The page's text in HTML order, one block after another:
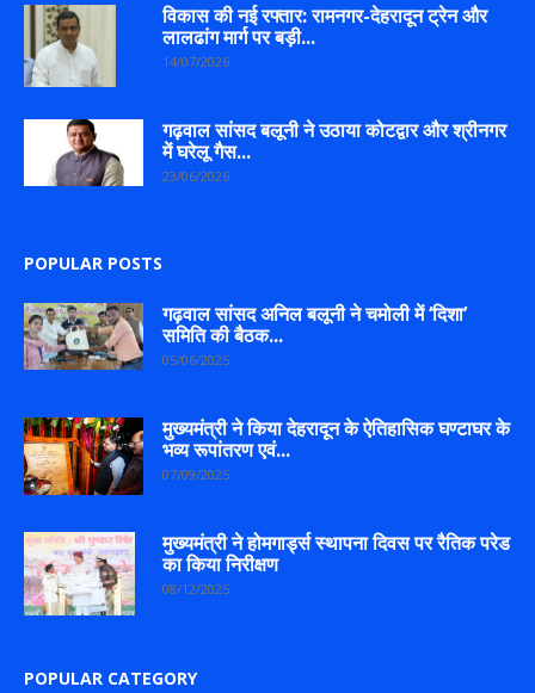
विकास की नई रफ्तार: रामनगर-देहरादून ट्रेन और
लालढांग मार्ग पर बड़ी...
14/07/2026
गढ़वाल सांसद बलूनी ने उठाया कोटद्वार और श्रीनगर
में घरेलू गैस...
23/06/2026
POPULAR POSTS
गढ़वाल सांसद अनिल बलूनी ने चमोली में ‘दिशा’
समिति की बैठक...
05/06/2025
मुख्यमंत्री ने किया देहरादून के ऐतिहासिक घण्टाघर के
भव्य रूपांतरण एवं...
07/09/2025
मुख्यमंत्री ने होमगार्ड्स स्थापना दिवस पर रैतिक परेड
का किया निरीक्षण
08/12/2025
POPULAR CATEGORY